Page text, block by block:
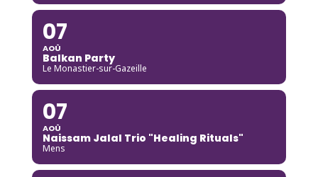
07
AOÛ
Balkan Party
Le Monastier-sur-Gazeille
07
AOÛ
Naissam Jalal Trio "Healing Rituals"
Mens